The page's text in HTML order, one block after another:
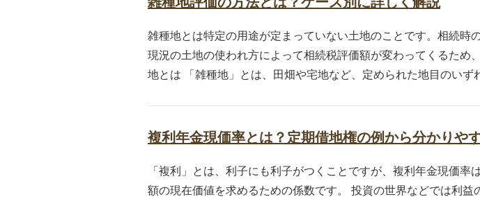
雑種地とは特定の用途が定まっていない土地のことです。相続時
現況の土地の使われ方によって相続税評価額が変わってくるた
地とは 「雑種地」とは、田畑や宅地など、定められた地目のいず
複利年金現価率とは？定期借地権の例から分かりや
「複利」とは、利子にも利子がつくことですが、複利年金現価
額の現在価値を求めるための係数です。 投資の世界などでは利